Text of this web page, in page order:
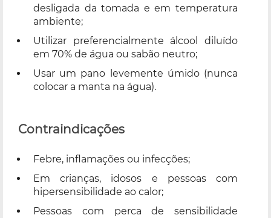
desligada da tomada e em temperatura
ambiente;
Utilizar preferencialmente álcool diluído
em 70% de água ou sabão neutro;
Usar um pano levemente úmido (nunca
colocar a manta na água).
Contraindicações
Febre, inflamações ou infecções;
Em crianças, idosos e pessoas com
hipersensibilidade ao calor;
Pessoas com perca de sensibilidade